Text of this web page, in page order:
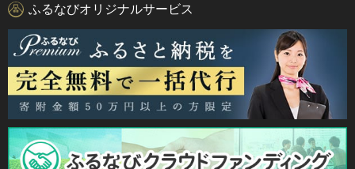
ふるなびオリジナルサービス